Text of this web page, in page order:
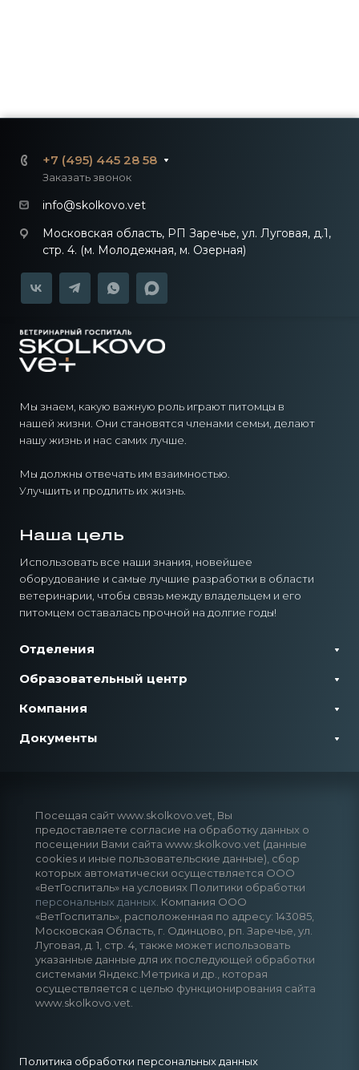
+7 (495) 445 28 58
Заказать звонок
info@skolkovo.vet
Московская область, РП Заречье, ул. Луговая, д.1,
стр. 4. (м. Молодежная, м. Озерная)
Мы знаем, какую важную роль играют питомцы в
нашей жизни. Они становятся членами семьи, делают
нашу жизнь и нас самих лучше.
Мы должны отвечать им взаимностью.
Улучшить и продлить их жизнь.
Наша цель
Использовать все наши знания, новейшее
оборудование и самые лучшие разработки в области
ветеринарии, чтобы связь между владельцем и его
питомцем оставалась прочной на долгие годы!
Отделения
Образовательный центр
Компания
Документы
Посещая сайт www.skolkovo.vet, Вы
предоставляете согласие на обработку данных о
посещении Вами сайта www.skolkovo.vet (данные
cookies и иные пользовательские данные), сбор
которых автоматически осуществляется ООО
«ВетГоспиталь» на условиях Политики обработки
персональных данных . Компания ООО
«ВетГоспиталь», расположенная по адресу: 143085,
Московская Область, г. Одинцово, рп. Заречье, ул.
Луговая, д. 1, стр. 4, также может использовать
указанные данные для их последующей обработки
системами Яндекс.Метрика и др., которая
осуществляется с целью функционирования сайта
www.skolkovo.vet.
Политика обработки персональных данных